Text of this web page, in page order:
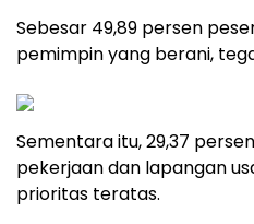
Sebesar 49,89 persen
pemimpin yang berani,
Sementara itu, 29,37
pekerjaan dan lapangan
prioritas teratas.